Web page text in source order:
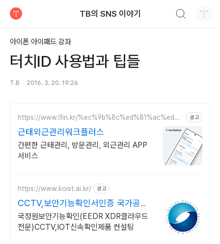
TB의 SNS 이야기
아이폰 아이패드 강좌
터치ID 사용법과 팁들
T.B 2016. 3. 20. 19:26
https://www.lfin.kr/%ec%9b%8c%ed%81%ac%ed%9
광고
근태외근관리워크플러스
간편한 근태관리, 방문관리, 외근관리 APP
서비스
https://www.koist.ai.kr/ 광고
CCTV,보안기능확인서인증 국가공공
기관제3자수의계약
국정원보안기능확인(EEDR XDR클라우드
전문)CCTV,IOT신속확인제품 컨설팅